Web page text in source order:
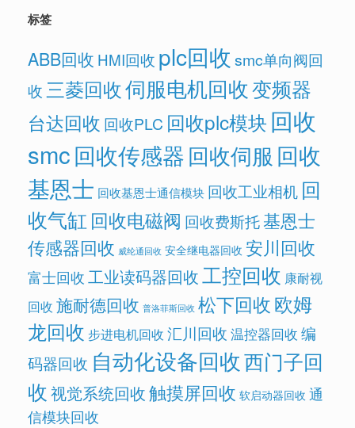
标签
ABB回收 HMI回收 plc回收 smc单向阀回
收三菱回收伺服电机回收变频器
台达回收 回收PLC 回收plc模块 回收
smc回收传感器回收伺服 回收
基恩士 回收基恩士通信模块 回收工业相机 回
收气缸 回收电磁阀 回收费斯托基恩士
传感器回收 威纶通回收 安全继电器回收 安川回收
富士回收工业读码器回收工控回收 康耐视
回收 施耐德回收 普洛菲斯回收 松下回收欧姆
龙回收 步进电机回收 汇川回收 温控器回收 编
码器回收 自动化设备回收西门子回
收视觉系统回收触摸屏回收 软启动器回收 通
信模块回收